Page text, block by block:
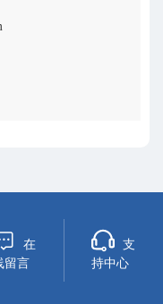
在
留言
支
持中心